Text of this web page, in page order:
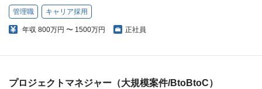
管理職 キャリア採用
年収 800万円 〜 1500万円 正社員
プロジェクトマネジャー（大規模案件/BtoBtoC）